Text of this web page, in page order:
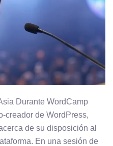
Durante WordCamp
creador de WordPress,
de su disposición al
En una sesión de